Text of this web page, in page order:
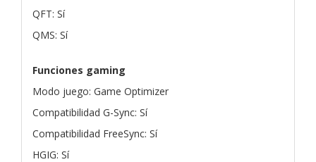
QFT: Sí
QMS: Sí
Funciones gaming
Modo juego: Game Optimizer
Compatibilidad G-Sync: Sí
Compatibilidad FreeSync: Sí
HGIG: Sí